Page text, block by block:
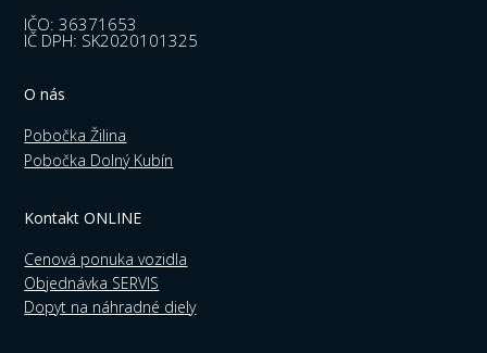
IČO: 36371653
IČ DPH: SK2020101325
O nás
Pobočka Žilina
Pobočka Dolný Kubín
Kontakt ONLINE
Cenová ponuka vozidla
Objednávka SERVIS
Dopyt na náhradné diely